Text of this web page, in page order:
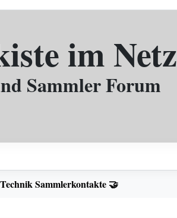
im Netz
Sammler Forum
Technik Sammlerkontakte 🤝